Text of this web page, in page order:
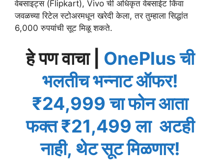
वेबसाइट्स (Flipkart), Vivo ची अधिकृत वेबसाईट किंवा
जवळच्या रिटेल स्टोअरमधून खरेदी केला, तर तुम्हाला सिद्धांत
6,000 रुपयांची सूट मिळू शकते.
हे पण वाचा | OnePlus ची
भलतीच भन्नाट ऑफर!
₹24,999 चा फोन आता
फक्त ₹21,499 ला अटही
नाही, थेट सूट मिळणार!